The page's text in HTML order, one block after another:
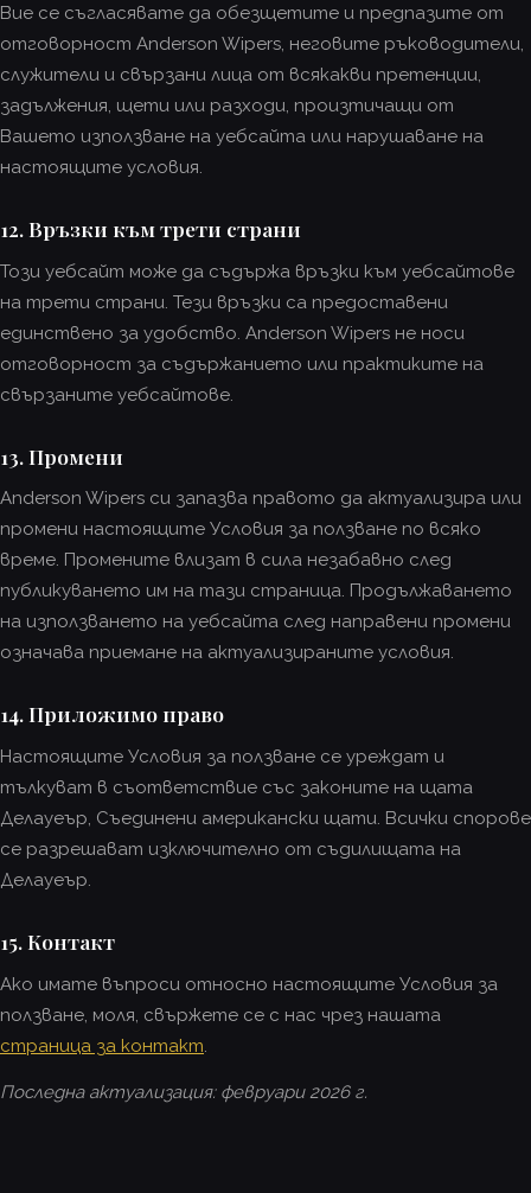
Вие се съгласявате да обезщетите и предпазите от
отговорност Anderson Wipers, неговите ръководители,
служители и свързани лица от всякакви претенции,
задължения, щети или разходи, произтичащи от
Вашето използване на уебсайта или нарушаване на
настоящите условия.
12. Връзки към трети страни
Този уебсайт може да съдържа връзки към уебсайтове
на трети страни. Тези връзки са предоставени
единствено за удобство. Anderson Wipers не носи
отговорност за съдържанието или практиките на
свързаните уебсайтове.
13. Промени
Anderson Wipers си запазва правото да актуализира или
промени настоящите Условия за ползване по всяко
време. Промените влизат в сила незабавно след
публикуването им на тази страница. Продължаването
на използването на уебсайта след направени промени
означава приемане на актуализираните условия.
14. Приложимо право
Настоящите Условия за ползване се уреждат и
тълкуват в съответствие със законите на щата
Делауеър, Съединени американски щати. Всички спорове
се разрешават изключително от съдилищата на
Делауеър.
15. Контакт
Ако имате въпроси относно настоящите Условия за
ползване, моля, свържете се с нас чрез нашата
страница за контакт
Последна актуализация: февруари 2026 г.